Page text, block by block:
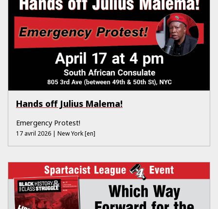
Hands off Julius Malema!
Emergency Protest!
17 avril 2026 | New York[en]